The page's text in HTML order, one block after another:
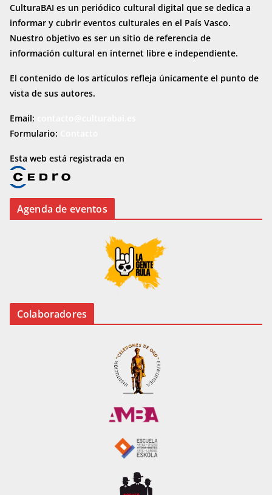
CulturaBAI es un periódico cultural digital que se dedica a
informar y cubrir eventos culturales en el País Vasco.
Nuestro objetivo es ser un sitio de referencia de
información cultural en internet libre e independiente.
El contenido de los artículos refleja únicamente el punto de
vista de sus autores.
Email:
Formulario:
Esta web está registrada en
Agenda de eventos
Colaboradores